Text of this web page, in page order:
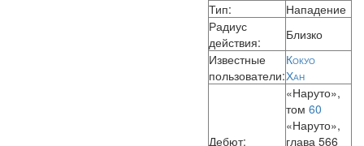
Тип:
Нападение
Радиус
действия:
Близко
Известные
пользователи:
Кокуо
Хан
Дебют:
«Наруто»,
том 60
«Наруто»,
глава 566